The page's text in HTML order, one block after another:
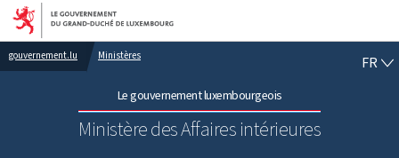
Aller au menu principal
Aller au contenu
gouvernement.lu Ministères
Le gouvernement luxembourgeois
Ministère des Affaires intérieures
FR